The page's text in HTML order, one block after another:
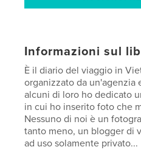
Informazioni sul
È il diario del viaggio in
organizzato da un'agenzia
alcuni di loro ho dedicato
in cui ho inserito foto che
Nessuno di noi è un
tanto meno, un blogger di
ad uso solamente privato...